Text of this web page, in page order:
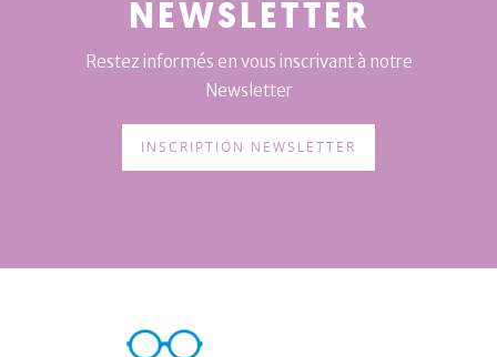
NEWSLETTER
Restez informés en vous inscrivant à notre
Newsletter
INSCRIPTION NEWSLETTER